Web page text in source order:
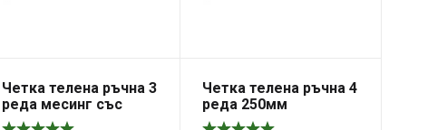
Четка телена ръчна 3
реда месинг със
стъргало 350мм
Четка телена ръчна 4
реда 250мм
TOPMASTER